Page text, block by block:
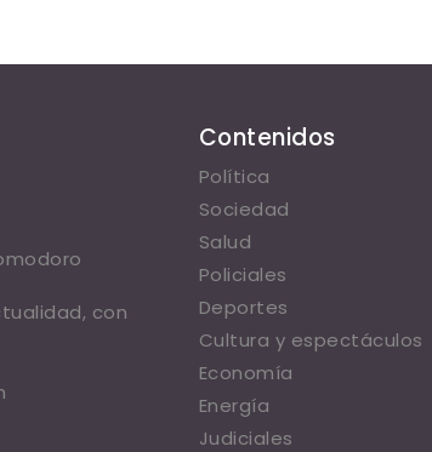
con
Contenidos
Política
Sociedad
Salud
Policiales
Deportes
Cultura y espectáculos
Economía
Energía
Judiciales